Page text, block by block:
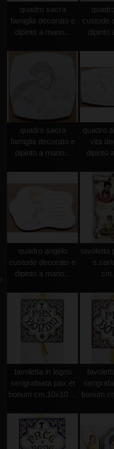
quadro sacra
famiglia decorato e
dipinto a mano...
custode
dipinto
quadro sacra
famiglia decorato e
dipinto a mano...
quadro
vita
dipinto
quadro angelo
custode decorato e
dipinto a mano...
tavoletta
tavoletta in legno
serigrafaata pax et
bonum cm.10x10 ...
bonum